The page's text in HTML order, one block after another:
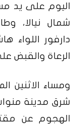
شمال نيالا،
دارفور اللواء
الرعاة والقبض
ومساء الاثنين
الهجوم عن